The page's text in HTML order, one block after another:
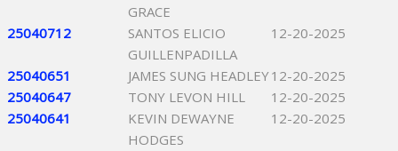
GRACE
25040712
SANTOS ELICIO
GUILLENPADILLA
12-20-2025
25040651 JAMES SUNG HEADLEY12-20-2025
25040647
TONY LEVON HILL
12-20-2025
25040641
KEVIN DEWAYNE
HODGES
12-20-2025